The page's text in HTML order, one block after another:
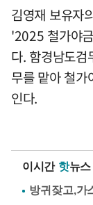
김영재 보유자
'2025 철가야
다. 함경남도검
무를 맡아 철가
인다.
이시간 핫뉴스